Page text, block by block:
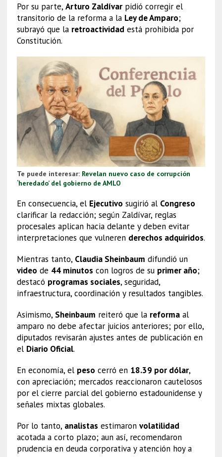
Por su parte, Arturo Zaldívarpidió corregir el
transitorio de la reforma a la Ley de Amparo;
subrayó que la retroactividadestá prohibida por
Constitución.
Te puede interesar: Revelan nuevo caso de corrupción
‘heredado’ del gobierno de AMLO
En consecuencia, el Ejecutivo sugirió al Congreso
clarificar la redacción; según Zaldívar, reglas
procesales aplican hacia delante y deben evitar
interpretaciones que vulneren derechos adquiridos.
Mientras tanto, Claudia Sheinbaum difundió un
video de 44 minutos con logros de su primer año;
destacó programas sociales, seguridad,
infraestructura, coordinación y resultados tangibles.
Asimismo, Sheinbaum reiteró que la reformaal
amparo no debe afectar juicios anteriores; por ello,
diputados revisarán ajustes antes de publicación en
el Diario Oficial.
En economía, el peso cerró en 18.39 por dólar,
con apreciación; mercados reaccionaron cautelosos
por el cierre parcial del gobierno estadounidense y
señales mixtas globales.
Por lo tanto, analistas estimaron volatilidad
acotada a corto plazo; aun así, recomendaron
prudencia en deuda corporativa y atención hoy a